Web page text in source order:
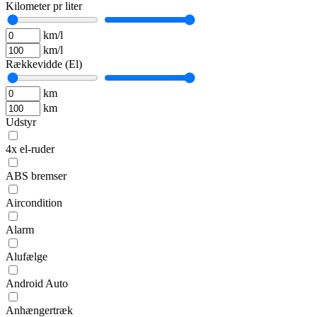
Kilometer pr liter
km/l
km/l
Rækkevidde (El)
km
km
Udstyr
4x el-ruder
ABS bremser
Aircondition
Alarm
Alufælge
Android Auto
Anhængertræk